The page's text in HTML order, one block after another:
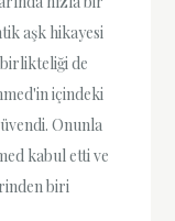
aşk hikayesi
de
içindeki
Onunla
kabul etti ve
biri